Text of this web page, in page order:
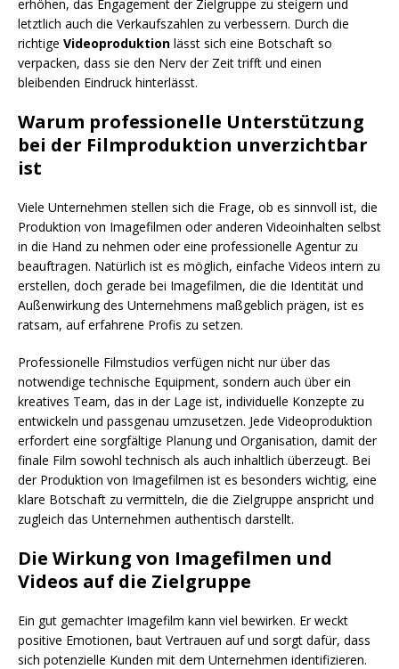
erhöhen, das Engagement der Zielgruppe zu steigern und
letztlich auch die Verkaufszahlen zu verbessern. Durch die
richtige Videoproduktion lässt sich eine Botschaft so
verpacken, dass sie den Nerv der Zeit trifft und einen
bleibenden Eindruck hinterlässt.
Warum professionelle Unterstützung
bei der Filmproduktion unverzichtbar
ist
Viele Unternehmen stellen sich die Frage, ob es sinnvoll ist, die
Produktion von Imagefilmen oder anderen Videoinhalten selbst
in die Hand zu nehmen oder eine professionelle Agentur zu
beauftragen. Natürlich ist es möglich, einfache Videos intern zu
erstellen, doch gerade bei Imagefilmen, die die Identität und
Außenwirkung des Unternehmens maßgeblich prägen, ist es
ratsam, auf erfahrene Profis zu setzen.
Professionelle Filmstudios verfügen nicht nur über das
notwendige technische Equipment, sondern auch über ein
kreatives Team, das in der Lage ist, individuelle Konzepte zu
entwickeln und passgenau umzusetzen. Jede Videoproduktion
erfordert eine sorgfältige Planung und Organisation, damit der
finale Film sowohl technisch als auch inhaltlich überzeugt. Bei
der Produktion von Imagefilmen ist es besonders wichtig, eine
klare Botschaft zu vermitteln, die die Zielgruppe anspricht und
zugleich das Unternehmen authentisch darstellt.
Die Wirkung von Imagefilmen und
Videos auf die Zielgruppe
Ein gut gemachter Imagefilm kann viel bewirken. Er weckt
positive Emotionen, baut Vertrauen auf und sorgt dafür, dass
sich potenzielle Kunden mit dem Unternehmen identifizieren.